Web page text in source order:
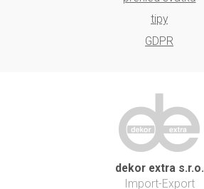
tipy
GDPR
dekor extra s.r.o.
Import-Export